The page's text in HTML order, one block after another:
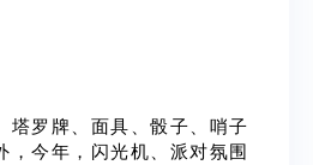
塔罗牌、面具、骰子、哨子
，今年， 闪光机、派对氛围